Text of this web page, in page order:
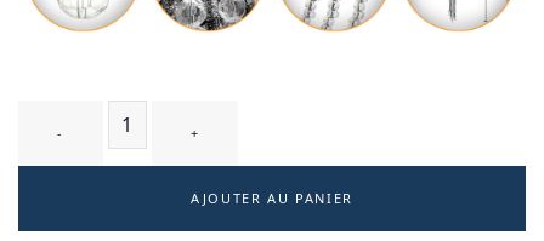
AJOUTER AU PANIER